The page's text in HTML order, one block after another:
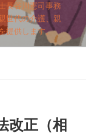
長谷川憲司事務
世代の介護、親
提供します。
改正（相